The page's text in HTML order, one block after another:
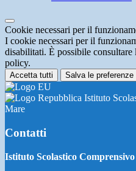
Cookie necessari per il
I cookie necessari per il
disabilitati. È possibile
policy.
Accetta tutti Salva le preferenze
Istituto
Mare
Contatti
Istituto Scolastico